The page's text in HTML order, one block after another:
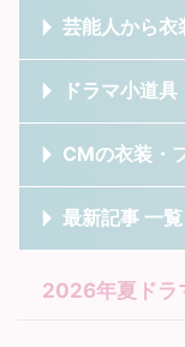
芸能人から衣
ドラマ小道
CMの衣装・
最新記事 一覧
2026年夏ドラ